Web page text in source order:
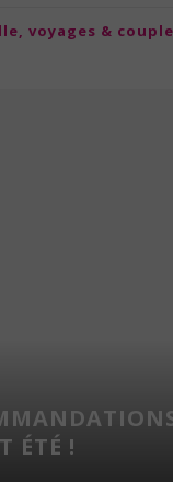
ÉTÉ !